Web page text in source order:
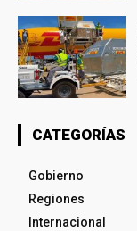
CATEGORÍAS
Gobierno
Regiones
Internacional